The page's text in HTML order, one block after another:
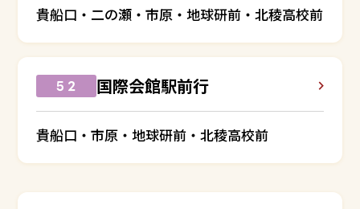
貴船口・二の瀬・市原・地球研前・北稜高校前
５２ 国際会館駅前行
貴船口・市原・地球研前・北稜高校前